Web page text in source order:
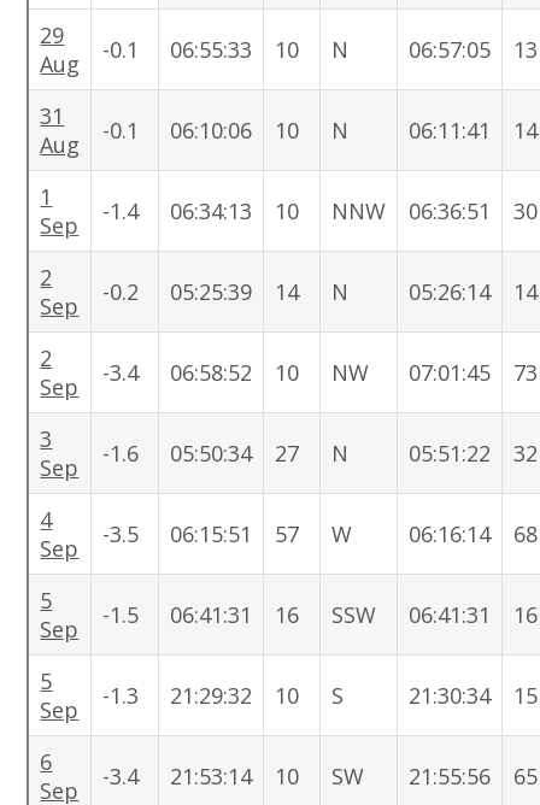
29
Aug
-0.1 06:55:33 10 N 06:57:05 13
31
Aug
-0.1 06:10:06 10 N 06:11:41 14
1
Sep
-1.4 06:34:13 10 NNW 06:36:51 30
2
Sep
-0.2 05:25:39 14 N 05:26:14 14
2
Sep
-3.4 06:58:52 10 NW 07:01:45 73
3
Sep
-1.6 05:50:34 27 N 05:51:22 32
4
Sep
-3.5 06:15:51 57 W 06:16:14 68
5
Sep
-1.5 06:41:31 16 SSW 06:41:31 16
5
Sep
-1.3 21:29:32 10 S 21:30:34 15
6
Sep
-3.4 21:53:14 10 SW 21:55:56 65